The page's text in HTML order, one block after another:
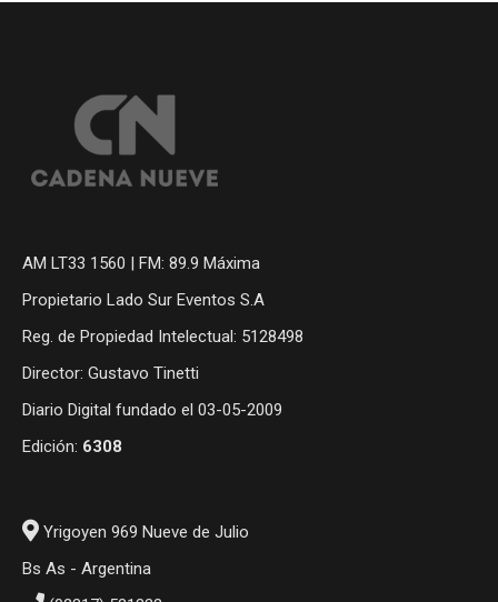
AM LT33 1560 | FM: 89.9 Máxima
Propietario Lado Sur Eventos S.A
Reg. de Propiedad Intelectual: 5128498
Director: Gustavo Tinetti
Diario Digital fundado el 03-05-2009
Edición: 6308
Yrigoyen 969 Nueve de Julio
Bs As - Argentina